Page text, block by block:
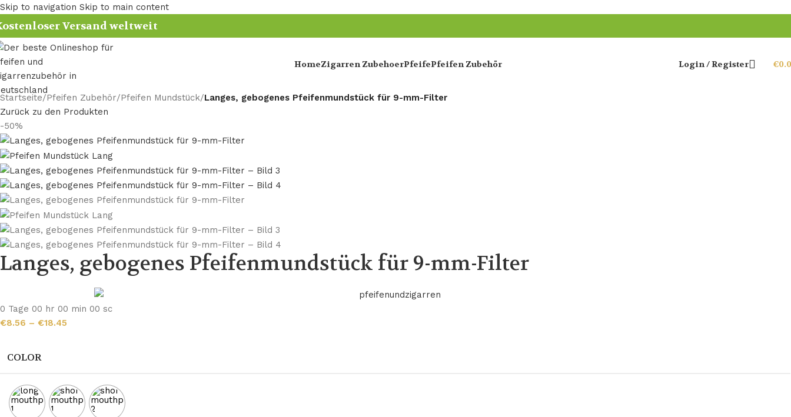
Skip to navigation Skip to main content
Versand weltweit
HomeZigarren ZubehoerPfeifePfeifen Zubehör Login / Register €
Startseite/Pfeifen Zubehör/Pfeifen Mundstück/Langes, gebogenes Pfeifenmundstück für 9-mm-Filter
Zurück zu den Produkten
-50%
Langes, gebogenes Pfeifenmundstück für 9-mm-Filter
0 Tage 00 hr 00 min 00 sc
€8.56 – €18.45
COLOR